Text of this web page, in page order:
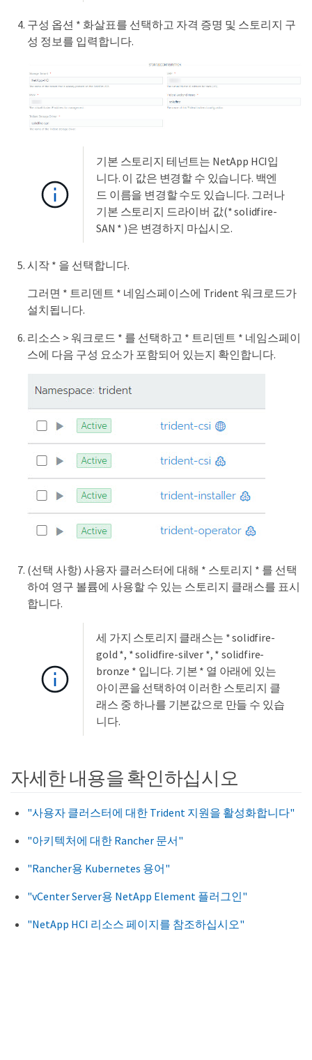
구성 옵션 * 화살표를 선택하고 자격 증명 및 스토리지 구
성 정보를 입력합니다.
기본 스토리지 테넌트는 NetApp HCI입
니다. 이 값은 변경할 수 있습니다. 백엔
드 이름을 변경할 수도 있습니다. 그러나
기본 스토리지 드라이버 값(* solidfire-
SAN * )은 변경하지 마십시오.
시작 * 을 선택합니다.
그러면 * 트리덴트 * 네임스페이스에 Trident 워크로드가
설치됩니다.
리소스 > 워크로드 * 를 선택하고 * 트리덴트 * 네임스페이
스에 다음 구성 요소가 포함되어 있는지 확인합니다.
(선택 사항) 사용자 클러스터에 대해 * 스토리지 * 를 선택
하여 영구 볼륨에 사용할 수 있는 스토리지 클래스를 표시
합니다.
세 가지 스토리지 클래스는 * solidfire-
gold *, * solidfire-silver *, * solidfire-
bronze * 입니다. 기본 * 열 아래에 있는
아이콘을 선택하여 이러한 스토리지 클
래스 중 하나를 기본값으로 만들 수 있습
니다.
자세한 내용을 확인하십시오
"사용자 클러스터에 대한 Trident 지원을 활성화합니다"
"아키텍처에 대한 Rancher 문서"
"Rancher용 Kubernetes 용어"
"vCenter Server용 NetApp Element 플러그인"
"NetApp HCI 리소스 페이지를 참조하십시오"